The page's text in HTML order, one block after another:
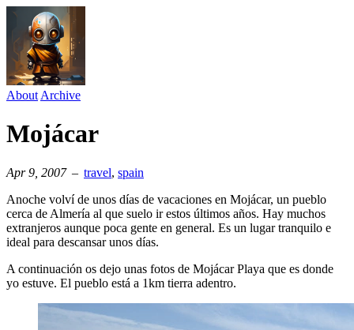
About Archive
Mojácar
Apr 9, 2007– travel⁠, spain
Anoche volví de unos días de vacaciones en Mojácar, un pueblo
cerca de Almería al que suelo ir estos últimos años. Hay muchos
extranjeros aunque poca gente en general. Es un lugar tranquilo e
ideal para descansar unos días.
A continuación os dejo unas fotos de Mojácar Playa que es donde
yo estuve. El pueblo está a 1km tierra adentro.